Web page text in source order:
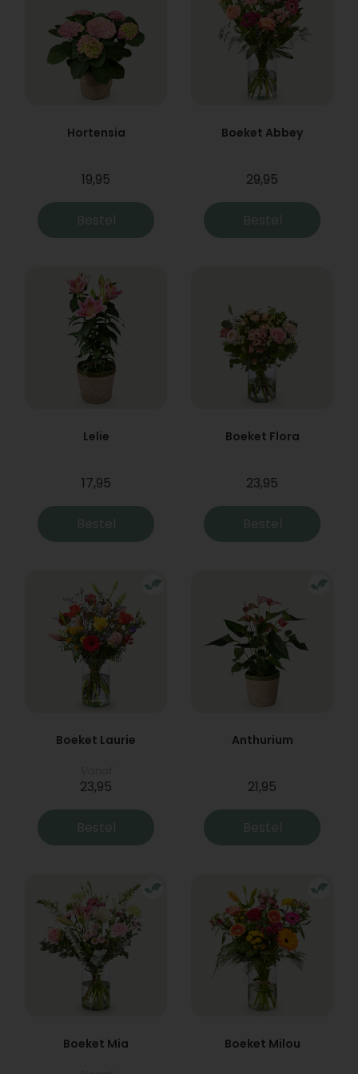
Hortensia
19,95
Bestel
Boeket Abbey
29,95
Bestel
Lelie
17,95
Bestel
Boeket Flora
23,95
Bestel
Boeket Laurie
23,95
Bestel
Anthurium
21,95
Bestel
Boeket Mia Boeket Milou